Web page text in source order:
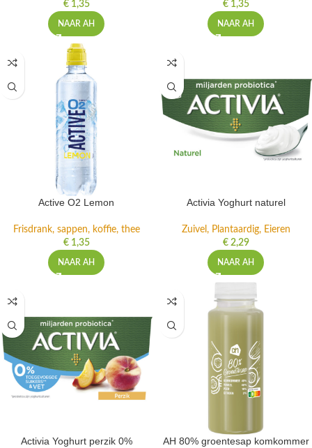
€1,35
NAAR AH
€1,35
NAAR AH
Active O2 Lemon
Frisdrank, sappen, koffie, thee
€1,35
NAAR AH
Activia Yoghurt naturel
Zuivel, Plantaardig, Eieren
€2,29
NAAR AH
Activia Yoghurt perzik 0% AH 80% groentesap komkommer